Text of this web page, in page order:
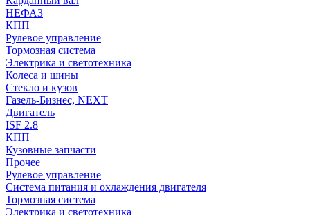
НЕФАЗ
КПП
Рулевое управление
Тормозная система
Электрика и светотехника
Колеса и шины
Стекло и кузов
Газель-Бизнес, NEXT
Двигатель
ISF 2.8
КПП
Кузовные запчасти
Прочее
Рулевое управление
Система питания и охлаждения двигателя
Тормозная система
Электрика и светотехника